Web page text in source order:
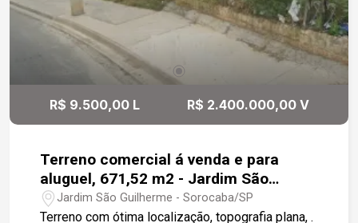
R$ 9.500,00 L R$ 2.400.000,00 V
Terreno comercial á venda e para
aluguel, 671,52 m2 - Jardim São
Guilherme, Sorocaba
Jardim São Guilherme - Sorocaba/SP
Terreno com ótima localização, topografia plana, .